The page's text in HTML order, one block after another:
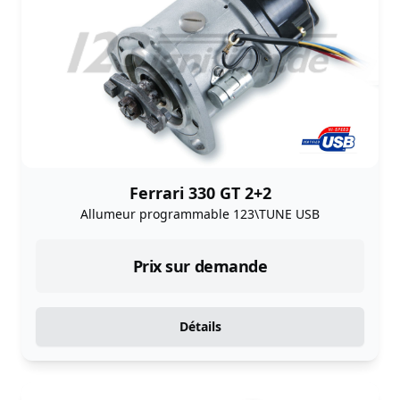
Ferrari 330 GT 2+2
Allumeur programmable 123\TUNE USB
Prix sur demande
Détails